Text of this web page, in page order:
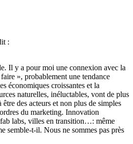
:
Il y a pour moi une connexion avec la
», probablement une tendance
économiques croissantes et la
naturelles, inéluctables, vont de plus
des acteurs et non plus de simples
du marketing. Innovation
fab labs, villes en transition…: même
semble-t-il. Nous ne sommes pas près